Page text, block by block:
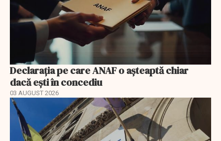
Declarația pe care ANAF o așteaptă chiar
dacă ești în concediu
03 AUGUST 2026